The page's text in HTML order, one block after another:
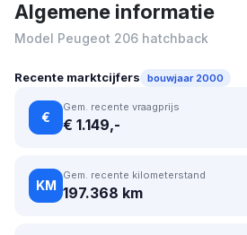
Algemene informatie
Model Peugeot 206 hatchback
Recente marktcijfers bouwjaar 2000
€
Gem. recente vraagprijs
€ 1.149,-
KM
Gem. recente kilometerstand
197.368 km